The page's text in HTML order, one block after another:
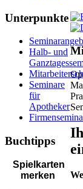
Unterpunkte
Halb- und
Seminare
für
Apotheker
Buchtipps
Spielkarten
merken